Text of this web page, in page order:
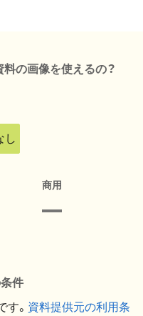
の画像を使えるの？
し
商用
件
。 資料提供元の利用条